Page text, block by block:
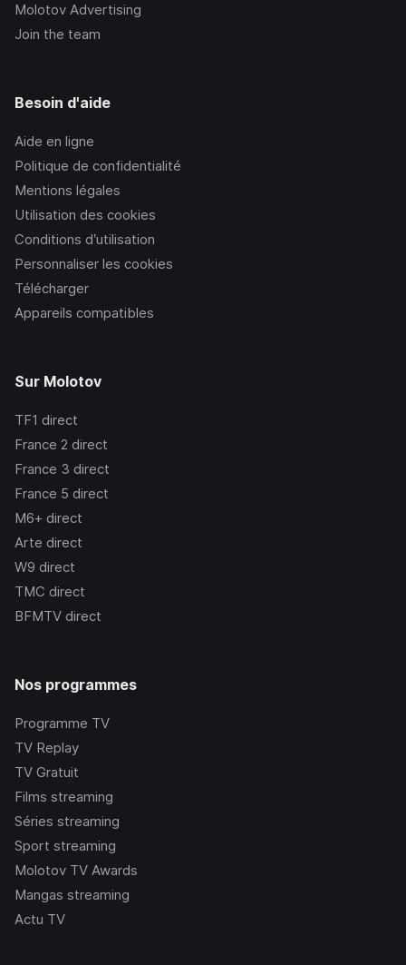
Molotov Advertising
Join the team
Besoin d'aide
Aide en ligne
Politique de confidentialité
Mentions légales
Utilisation des cookies
Conditions d’utilisation
Personnaliser les cookies
Télécharger
Appareils compatibles
Sur Molotov
TF1 direct
France 2 direct
France 3 direct
France 5 direct
M6+ direct
Arte direct
W9 direct
TMC direct
BFMTV direct
Nos programmes
Programme TV
TV Replay
TV Gratuit
Films streaming
Séries streaming
Sport streaming
Molotov TV Awards
Mangas streaming
Actu TV